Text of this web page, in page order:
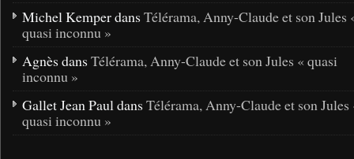
Michel Kemper dans Télérama, Anny-Claude et son Jules
quasi inconnu »
Agnès dans Télérama, Anny-Claude et son Jules « quasi
inconnu »
Gallet Jean Paul dans Télérama, Anny-Claude et son Jules
quasi inconnu »